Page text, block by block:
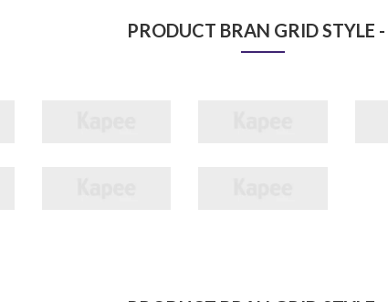
PRODUCT BRAN GRID STYLE